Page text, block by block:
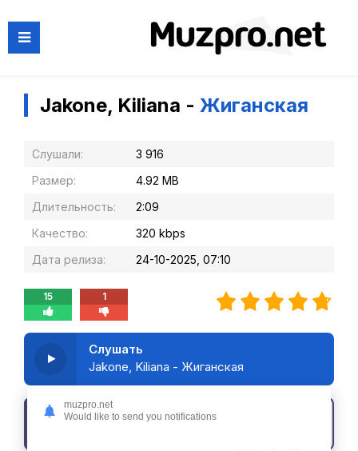
Jakone, Kiliana - Жиганская
Слушали:
3 916
Размер:
4.92 MB
Длительность:
2:09
Качество:
320 kbps
Дата релиза:
24-10-2025, 07:10
15 1
Слушать
Jakone, Kiliana - Жиганская
Скачать трек
muzpro.net
Would like to send you notifications